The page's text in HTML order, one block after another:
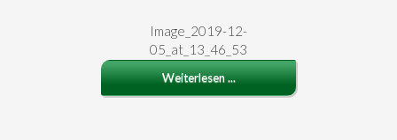
Image_2019-12-
05_at_13_46_53
Weiterlesen ...